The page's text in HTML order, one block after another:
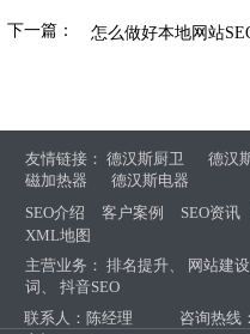
下一篇： 怎么做好本地网站
友情链接：德汉斯厨卫 德汉
磁加热器
德汉斯电器
SEO介绍
客户案例 SEO资讯
XML地图
主营业务：排名提升、 网站建设
词 、抖音SEO
联系人：陈经理
咨询热线